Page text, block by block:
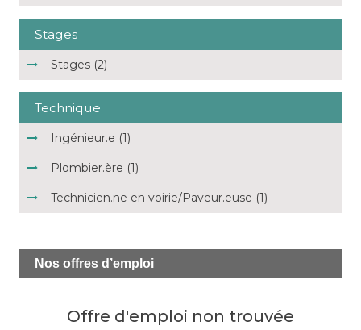
Stages
Stages (2)
Technique
Ingénieur.e (1)
Plombier.ère (1)
Technicien.ne en voirie/Paveur.euse (1)
Nos offres d’emploi
Offre d'emploi non trouvée